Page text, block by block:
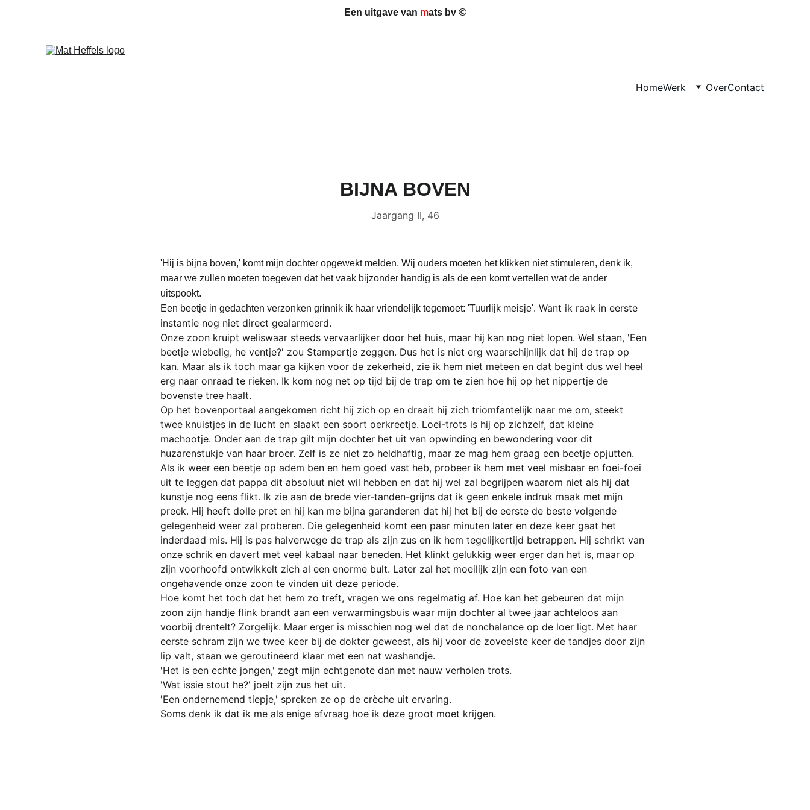
Een uitgave van mats bv ©
HomeWerk OverContact
BIJNA BOVEN
Jaargang II, 46
'Hij is bijna boven,' komt mijn dochter opgewekt melden. Wij ouders moeten het klikken niet stimuleren, denk ik,
maar we zullen moeten toegeven dat het vaak bijzonder handig is als de een komt vertellen wat de ander
uitspookt.
Een beetje in gedachten verzonken grinnik ik haar vriendelijk tegemoet: 'Tuurlijk meisje'. Want ik raak in eerste
instantie nog niet direct gealarmeerd.
Onze zoon kruipt weliswaar steeds vervaarlijker door het huis, maar hij kan nog niet lopen. Wel staan, 'Een
beetje wiebelig, he ventje?' zou Stampertje zeggen. Dus het is niet erg waarschijnlijk dat hij de trap op
kan. Maar als ik toch maar ga kijken voor de zekerheid, zie ik hem niet meteen en dat begint dus wel heel
erg naar onraad te rieken. Ik kom nog net op tijd bij de trap om te zien hoe hij op het nippertje de
bovenste tree haalt.
Op het bovenportaal aangekomen richt hij zich op en draait hij zich triomfantelijk naar me om, steekt
twee knuistjes in de lucht en slaakt een soort oerkreetje. Loei-trots is hij op zichzelf, dat kleine
machootje. Onder aan de trap gilt mijn dochter het uit van opwinding en bewondering voor dit
huzarenstukje van haar broer. Zelf is ze niet zo heldhaftig, maar ze mag hem graag een beetje opjutten.
Als ik weer een beetje op adem ben en hem goed vast heb, probeer ik hem met veel misbaar en foei-foei
uit te leggen dat pappa dit absoluut niet wil hebben en dat hij wel zal begrijpen waarom niet als hij dat
kunstje nog eens flikt. Ik zie aan de brede vier-tanden-grijns dat ik geen enkele indruk maak met mijn
preek. Hij heeft dolle pret en hij kan me bijna garanderen dat hij het bij de eerste de beste volgende
gelegenheid weer zal proberen. Die gelegenheid komt een paar minuten later en deze keer gaat het
inderdaad mis. Hij is pas halverwege de trap als zijn zus en ik hem tegelijkertijd betrappen. Hij schrikt van
onze schrik en davert met veel kabaal naar beneden. Het klinkt gelukkig weer erger dan het is, maar op
zijn voorhoofd ontwikkelt zich al een enorme bult. Later zal het moeilijk zijn een foto van een
ongehavende onze zoon te vinden uit deze periode.
Hoe komt het toch dat het hem zo treft, vragen we ons regelmatig af. Hoe kan het gebeuren dat mijn
zoon zijn handje flink brandt aan een verwarmingsbuis waar mijn dochter al twee jaar achteloos aan
voorbij drentelt? Zorgelijk. Maar erger is misschien nog wel dat de nonchalance op de loer ligt. Met haar
eerste schram zijn we twee keer bij de dokter geweest, als hij voor de zoveelste keer de tandjes door zijn
lip valt, staan we geroutineerd klaar met een nat washandje.
'Het is een echte jongen,' zegt mijn echtgenote dan met nauw verholen trots.
'Wat issie stout he?' joelt zijn zus het uit.
'Een ondernemend tiepje,' spreken ze op de crèche uit ervaring.
Soms denk ik dat ik me als enige afvraag hoe ik deze groot moet krijgen.